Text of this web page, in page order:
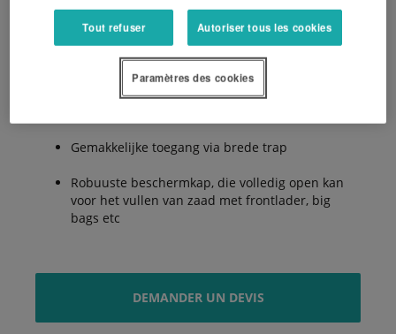
Compact en modern uiterlijk met het gewicht
dicht op de trekker
Gemakkelijke toegang via brede trap
Robuuste beschermkap, die volledig open kan
voor het vullen van zaad met frontlader, big
bags etc
DEMANDER UN DEVIS
Tout refuser Autoriser tous les cookies
Paramètres des cookies